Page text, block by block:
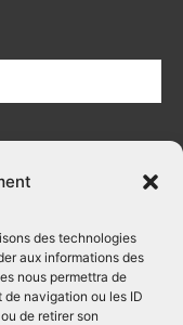
des technologies
aux informations des
nous permettra de
navigation ou les ID
de retirer son